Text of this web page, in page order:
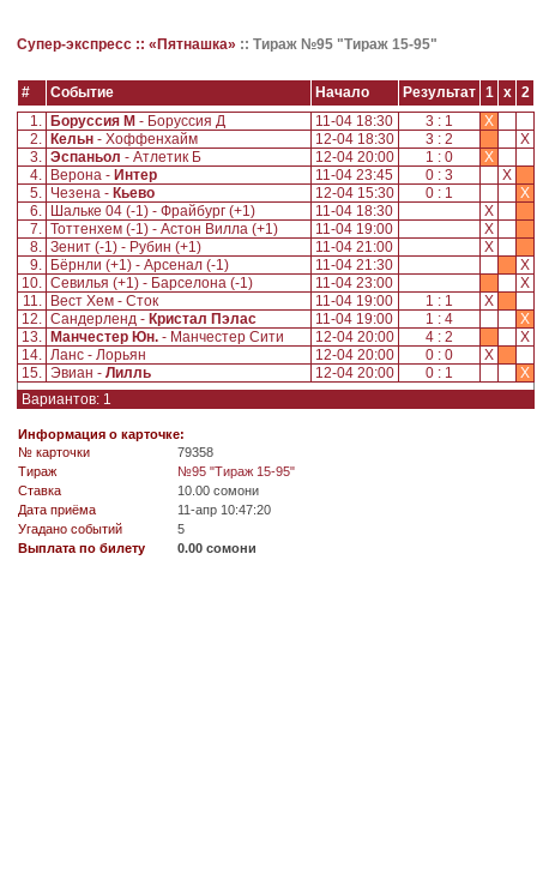
Супер-экспресс :: «Пятнашка» :: Тираж №95 "Тираж 15-95"
# Событие Начало Результат 1 x
2
1.
Боруссия М - Боруссия Д 11-04 18:30 3 : 1
X
2.
Кельн - Хоффенхайм 12-04 18:30 3 : 2
X
3. Эспаньол - Атлетик Б 12-04 20:00 1 : 0
X
4.
Верона - Интер 11-04 23:45 0 : 3
X
5. Чезена - Кьево 12-04 15:30 0 : 1
X
6.
Шальке 04 (-1) - Фрайбург (+1) 11-04 18:30
X
7. Тоттенхем (-1) - Астон Вилла (+1) 11-04 19:00
X
8. Зенит (-1) - Рубин (+1) 11-04 21:00
X
9.
Бёрнли (+1) - Арсенал (-1) 11-04 21:30
X
10. Севилья (+1) - Барселона (-1) 11-04 23:00
X
11.
Вест Хем - Сток 11-04 19:00 1 : 1
X
12. Сандерленд - Кристал Пэлас 11-04 19:00 1 : 4
X
13.
Манчестер Юн. - Манчестер Сити 12-04 20:00 4 : 2
X
14. Ланс - Лорьян 12-04 20:00 0 : 0
X
15. Эвиан - Лилль 12-04 20:00 0 : 1
X
Вариантов: 1
Информация о карточке:
№ карточки
79358
Tираж
№95 "Тираж 15-95"
Ставка
10.00 сомони
Дата приёма
11-апр 10:47:20
Угадано событий
5
Выплата по билету
0.00 сомони